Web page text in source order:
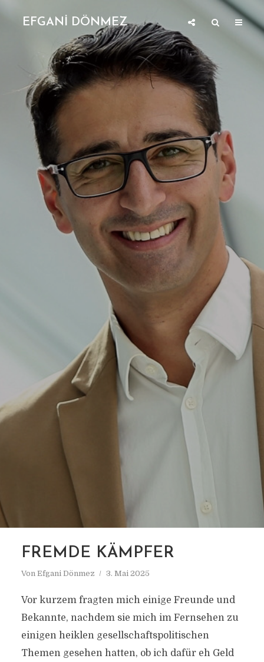
EFGANİ DÖNMEZ
FREMDE KÄMPFER
Von Efgani Dönmez 3. Mai 2025
Vor kurzem fragten mich einige Freunde und
Bekannte, nachdem sie mich im Fernsehen zu
einigen heiklen gesellschaftspolitischen
Themen gesehen hatten, ob ich dafür eh Geld